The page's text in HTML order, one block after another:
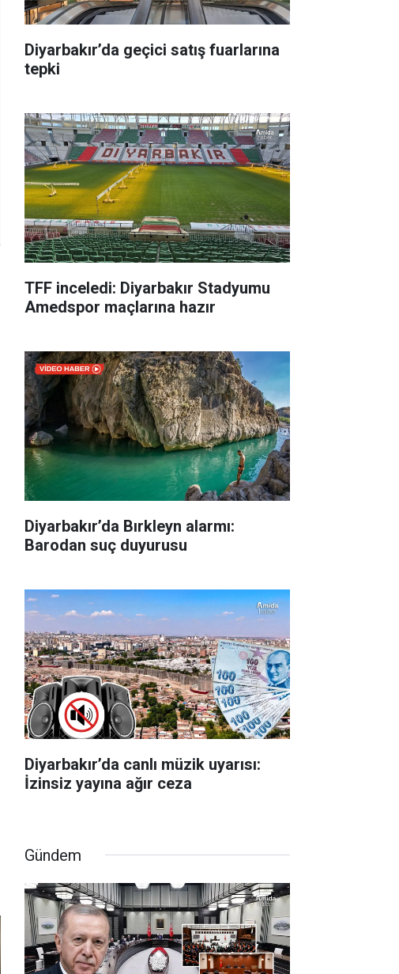
Diyarbakır’da geçici satış fuarlarına
tepki
TFF inceledi: Diyarbakır Stadyumu
Amedspor maçlarına hazır
Diyarbakır’da Bırkleyn alarmı:
Barodan suç duyurusu
Diyarbakır’da canlı müzik uyarısı:
İzinsiz yayına ağır ceza
Gündem